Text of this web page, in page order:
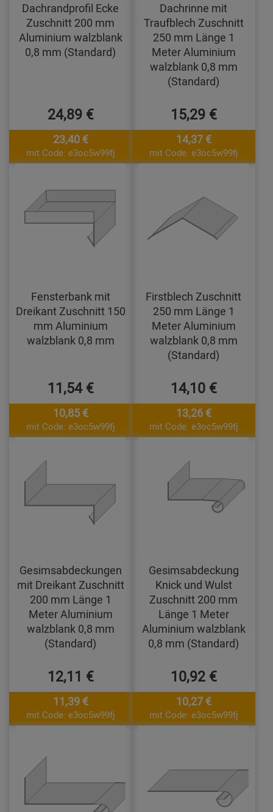
Dachrandprofil Ecke
Zuschnitt 200 mm
Aluminium walzblank
0,8 mm (Standard)
24,89 €
23,40 €
mit Code: e3oc5w99fj
Dachrinne mit
Traufblech Zuschnitt
250 mm Länge 1
Meter Aluminium
walzblank 0,8 mm
(Standard)
15,29 €
14,37 €
mit Code: e3oc5w99fj
Fensterbank mit
Dreikant Zuschnitt 150
mm Aluminium
walzblank 0,8 mm
11,54 €
10,85 €
mit Code: e3oc5w99fj
Firstblech Zuschnitt
250 mm Länge 1
Meter Aluminium
walzblank 0,8 mm
(Standard)
14,10 €
13,26 €
mit Code: e3oc5w99fj
Gesimsabdeckungen
mit Dreikant Zuschnitt
200 mm Länge 1
Meter Aluminium
walzblank 0,8 mm
(Standard)
12,11 €
11,39 €
mit Code: e3oc5w99fj
Gesimsabdeckung
Knick und Wulst
Zuschnitt 200 mm
Länge 1 Meter
Aluminium walzblank
0,8 mm (Standard)
10,92 €
10,27 €
mit Code: e3oc5w99fj